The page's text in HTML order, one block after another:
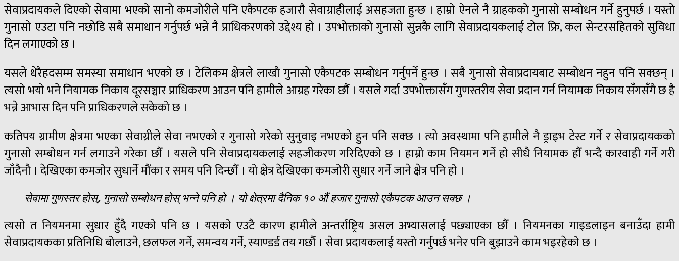
सेवाप्रदायकले दिएको सेवामा भएको सानो कमजोरीले पनि एकैपटक हजारौ सेवाग्राहीलाई असहजता हुन्छ । हाम्रो ऐनले नै ग्राहकको गुनासो सम्बोधन गर्ने हुनुपर्छ । यस्तो
गुनासो एउटा पनि नछोडि सबै समाधान गर्नुपर्छ भन्ने नै प्राधिकरणको उद्देश्य हो । उपभोक्ताको गुनासो सुन्नकै लागि सेवाप्रदायकलाई टोल फ्रि, कल सेन्टरसहितको सुविधा
दिन लगाएको छ ।
यसले धेरैहदसम्म समस्या समाधान भएको छ । टेलिकम क्षेत्रले लाखौ गुनासो एकैपटक सम्बोधन गर्नुपर्ने हुन्छ । सबै गुनासो सेवाप्रदायबाट सम्बोधन नहुन पनि सक्छन् ।
त्यसो भयो भने नियामक निकाय दूरसञ्चार प्राधिकरण आउन पनि हामीले आग्रह गरेका छौं । यसले गर्दा उपभोक्तासँग गुणस्तरीय सेवा प्रदान गर्न नियामक निकाय सँगसँगै छ है
भन्ने आभास दिन पनि प्राधिकरणले सकेको छ ।
कतिपय ग्रामीण क्षेत्रमा भएका सेवाग्रीले सेवा नभएको र गुनासो गरेको सुनुवाइ नभएको हुन पनि सक्छ । त्यो अवस्थामा पनि हामीले नै ड्राइभ टेस्ट गर्ने र सेवाप्रदायकको
गुनासो सम्बोधन गर्न लगाउने गरेका छौं । यसले पनि सेवाप्रदायकलाई सहजीकरण गरिदिएको छ । हाम्रो काम नियमन गर्ने हो सीधै नियामक हौं भन्दै कारवाही गर्ने गरी
जाँदैनौ । देखिएका कमजोर सुधार्ने मौंका र समय पनि दिन्छौं । यो क्षेत्र देखिएका कमजोरी सुधार गर्ने जाने क्षेत्र पनि हो ।
सेवामा गुणस्तर होस्, गुनासो सम्बोधन होस् भन्ने पनि हो । यो क्षेत्रमा दैनिक १० औं हजार गुनासो एकैपटक आउन सक्छ ।
त्यसो त नियमनमा सुधार हुँदै गएको पनि छ । यसको एउटै कारण हामीले अन्तर्राष्ट्रिय असल अभ्यासलाई पछ्याएका छौं । नियमनका गाइडलाइन बनाउँदा हामी
सेवाप्रदायकका प्रतिनिधि बोलाउने, छलफल गर्ने, समन्वय गर्ने, स्याण्डर्ड तय गर्छौ । सेवा प्रदायकलाई यस्तो गर्नुपर्छ भनेर पनि बुझाउने काम भइरहेको छ ।